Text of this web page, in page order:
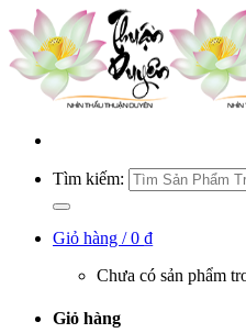
Tìm kiếm:
Giỏ hàng /0 ₫
Chưa có sản phẩm
Giỏ hàng